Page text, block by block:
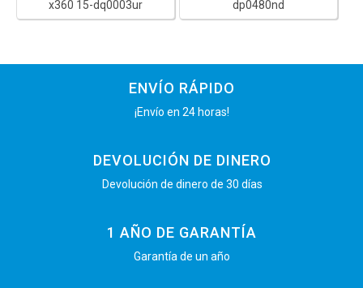
x360 15-dq0003ur
dp0480nd
ENVÍO RÁPIDO
¡Envío en 24 horas!
DEVOLUCIÓN DE DINERO
Devolución de dinero de 30 días
1 AÑO DE GARANTÍA
Garantía de un año